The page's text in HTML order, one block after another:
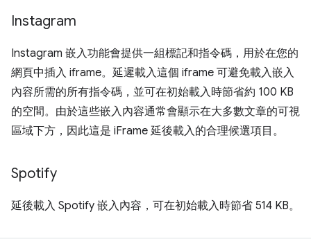
Instagram
Instagram 嵌入功能會提供一組標記和指令碼，用於在您的
網頁中插入 iframe。延遲載入這個 iframe 可避免載入嵌入
內容所需的所有指令碼，並可在初始載入時節省約 100 KB
的空間。由於這些嵌入內容通常會顯示在大多數文章的可視
區域下方，因此這是 iFrame 延後載入的合理候選項目。
Spotify
延後載入 Spotify 嵌入內容，可在初始載入時節省 514 KB。